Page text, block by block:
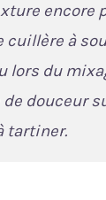
encore
cuillère à
lors du
de douceur
tartiner.